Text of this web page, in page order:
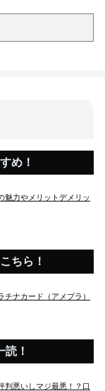
め！
魅力やメリットデメリッ
ちら！
ナカード（アメプラ）
！
判悪いしマジ最悪！？口